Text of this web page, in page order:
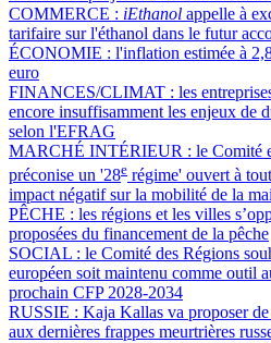
COMMERCE : iEthanol appelle à
tarifaire sur l'éthanol dans le futur
ÉCONOMIE : l'inflation estimée à
euro
FINANCES/CLIMAT : les
encore insuffisamment les enjeux de
selon l'EFRAG
MARCHÉ INTÉRIEUR : le Comité
préconise un '28e régime' ouvert à
impact négatif sur la mobilité de la
PÊCHE : les régions et les villes
proposées du financement de la pêche
SOCIAL : le Comité des Régions
européen soit maintenu comme outil
prochain CFP 2028-2034
RUSSIE : Kaja Kallas va proposer
aux dernières frappes meurtrières